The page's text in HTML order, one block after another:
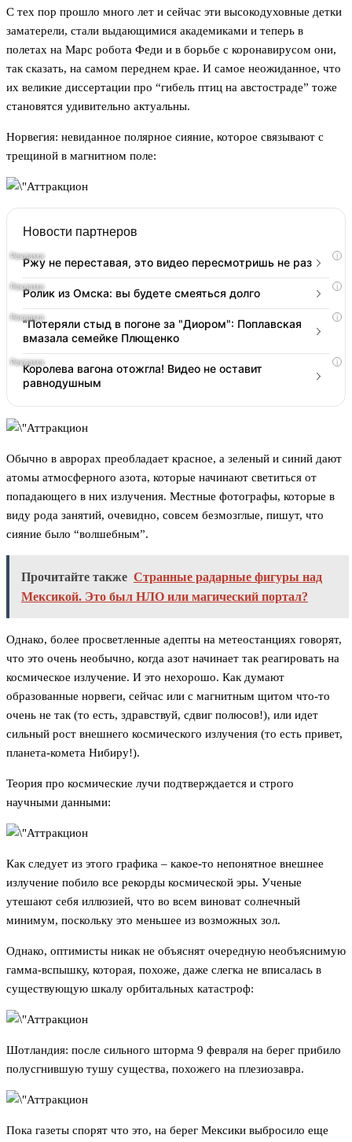
С тех пор прошло много лет и сейчас эти высокодуховные детки
заматерели, стали выдающимися академиками и теперь в
полетах на Марс робота Феди и в борьбе с коронавирусом они,
так сказать, на самом переднем крае. И самое неожиданное, что
их великие диссертации про “гибель птиц на австостраде” тоже
становятся удивительно актуальны.
Норвегия: невиданное полярное сияние, которое связывают с
трещиной в магнитном поле:
Новости партнеров
i
Ржу не переставая, это видео пересмотришь не раз
i
Ролик из Омска: вы будете смеяться долго
i
"Потеряли стыд в погоне за "Диором": Поплавская
вмазала семейке Плющенко
i
Королева вагона отожгла! Видео не оставит
равнодушным
Обычно в аврорах преобладает красное, а зеленый и синий дают
атомы атмосферного азота, которые начинают светиться от
попадающего в них излучения. Местные фотографы, которые в
виду рода занятий, очевидно, совсем безмозглые, пишут, что
сияние было “волшебным”.
Прочитайте также Странные радарные фигуры над
Мексикой. Это был НЛО или магический портал?
Однако, более просветленные адепты на метеостанциях говорят,
что это очень необычно, когда азот начинает так реагировать на
космическое излучение. И это нехорошо. Как думают
образованные норвеги, сейчас или с магнитным щитом что-то
очень не так (то есть, здравствуй, сдвиг полюсов!), или идет
сильный рост внешнего космического излучения (то есть привет,
планета-комета Нибиру!).
Теория про космические лучи подтверждается и строго
научными данными:
Как следует из этого графика – какое-то непонятное внешнее
излучение побило все рекорды космической эры. Ученые
утешают себя иллюзией, что во всем виноват солнечный
минимум, поскольку это меньшее из возможных зол.
Однако, оптимисты никак не объяснят очередную необъяснимую
гамма-вспышку, которая, похоже, даже слегка не вписалась в
существующую шкалу орбитальных катастроф:
Шотландия: после сильного шторма 9 февраля на берег прибило
полусгнившую тушу существа, похожего на плезиозавра.
Пока газеты спорят что это, на берег Мексики выбросило еще